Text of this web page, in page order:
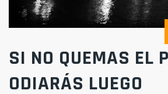
SI NO QUEMAS EL
ODIARÁS LUEGO